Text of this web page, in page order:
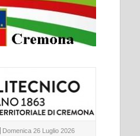
Domenica 26 Luglio 2026